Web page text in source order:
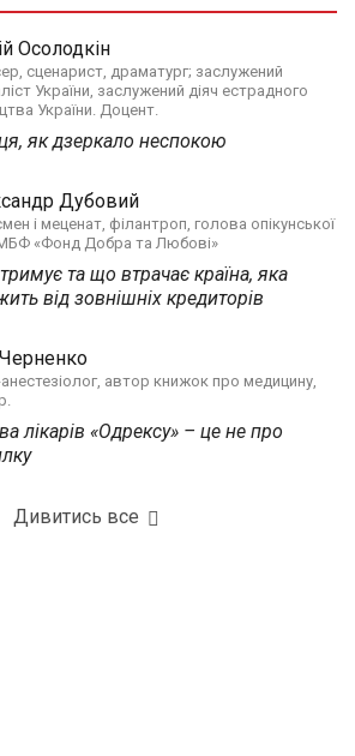
Осолодкін
сценарист, драматург; заслужений
України, заслужений діяч естрадного
України. Доцент.
як дзеркало неспокою
Дубовий
і меценат, філантроп, голова опікунської
«Фонд Добра та Любові»
та що втрачає країна, яка
від зовнішніх кредиторів
анестезіолог, автор книжок про медицину,
лікарів «Одрексу» – це не про
Дивитись все